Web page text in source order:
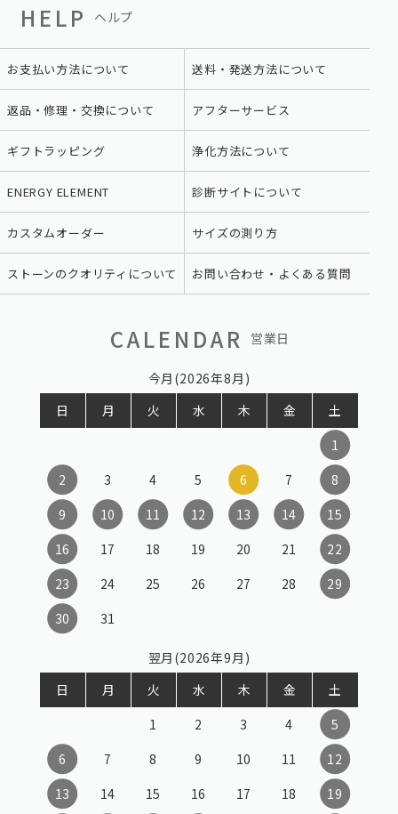
HELP ヘルプ
お支払い方法について 送料・発送方法について
返品・修理・交換について アフターサービス
ギフトラッピング 浄化方法について
ENERGY ELEMENT 診断サイトについて
カスタムオーダー サイズの測り方
ストーンのクオリティについて お問い合わせ・よくある質問
CALENDAR 営業日
今月(2026年8月)
日
月 火 水 木 金
土
1
2
3 4 5 6 7
8
9
10 11 12 13 14
15
16
17 18 19 20 21
22
23
24 25 26 27 28
29
30
31
翌月(2026年9月)
日
月 火 水 木 金
土
1
2 3 4
5
6
7 8 9 10 11
12
13
14 15 16 17 18
19